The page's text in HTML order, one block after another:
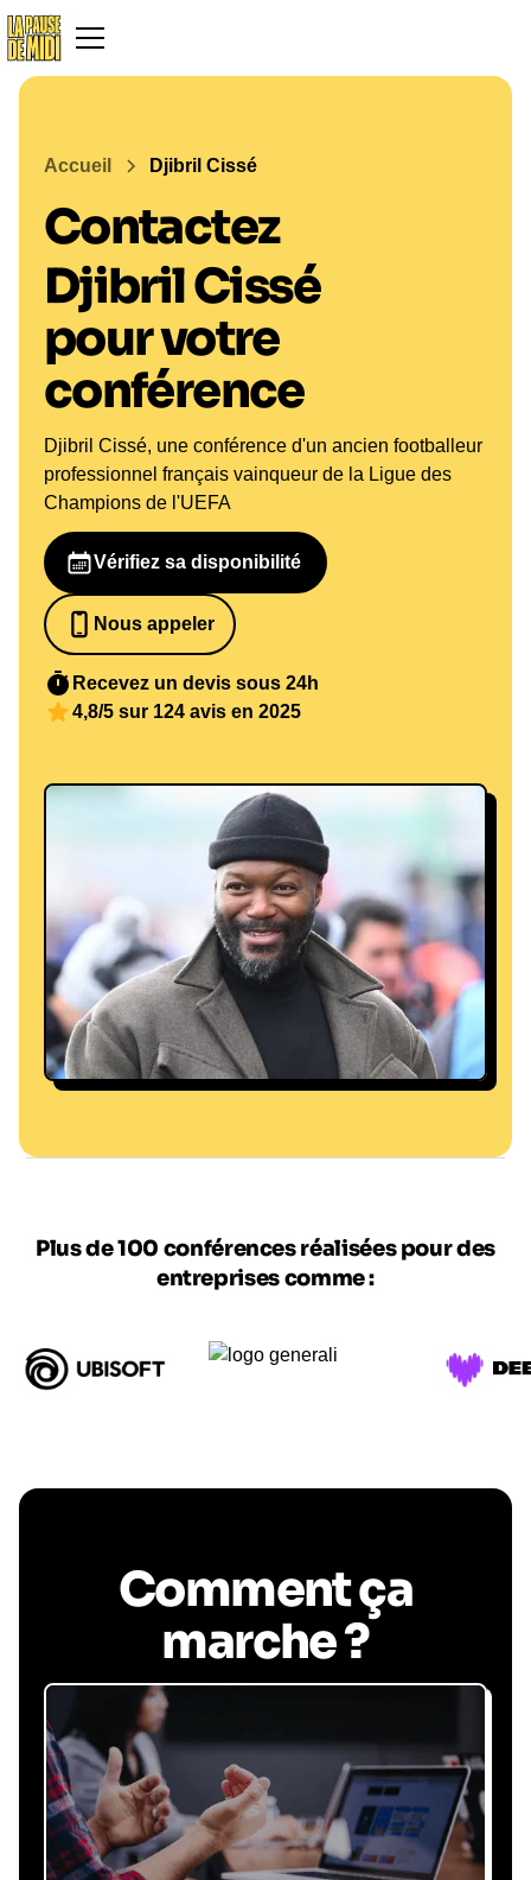
Accueil Djibril Cissé
Contactez
Djibril Cissé
pour votre
conférence
Djibril Cissé, une conférence d'un ancien footballeur
professionnel français vainqueur de la Ligue des
Champions de l'UEFA
Vérifiez sa disponibilité
Nous appeler
0652698481
Recevez un devis sous 24h
4,8/5 sur 124 avis en 2025
@ F. Faugère/L'Équipe
Plus de 100 conférences réalisées pour des
entreprises comme :
Comment ça
marche ?